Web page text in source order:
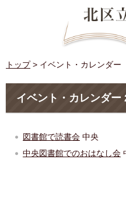
トップ> イベント・カレンダー
イベント・カレンダー
図書館で読書会 中央
中央図書館でのおはなし会